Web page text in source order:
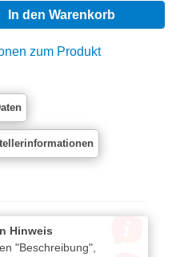
gewünschten
In den Warenkorb
zum Produkt
Hinweis
"Beschreibung",